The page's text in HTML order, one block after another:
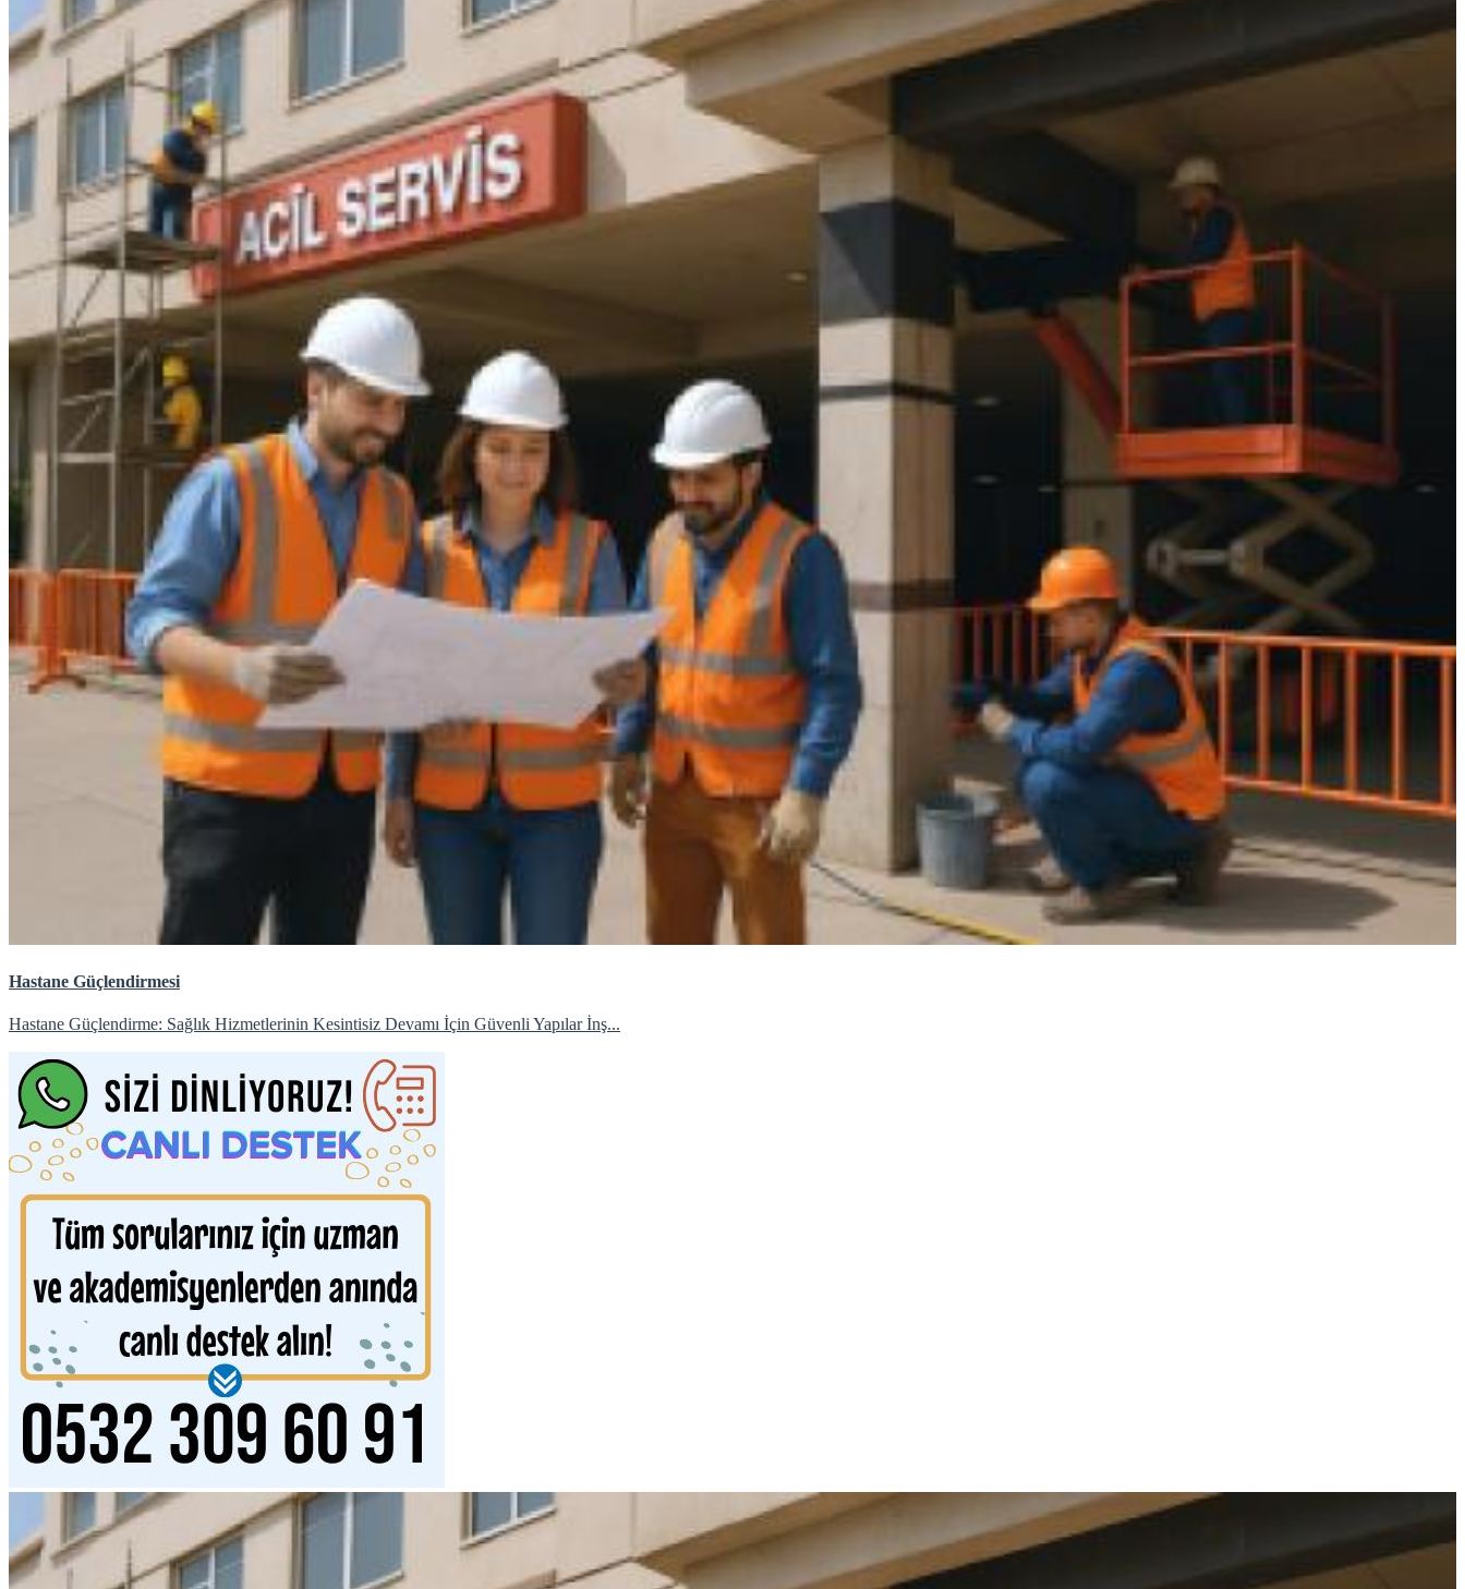
Hastane Güçlendirmesi
Hastane Güçlendirme: Sağlık Hizmetlerinin Kesintisiz Devamı İçin Güvenli Yapılar İnş...